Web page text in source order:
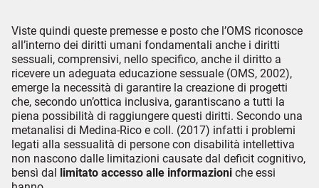
Viste quindi queste premesse e posto che l’OMS riconosce
all’interno dei diritti umani fondamentali anche i diritti
sessuali, comprensivi, nello specifico, anche il diritto a
ricevere un adeguata educazione sessuale (OMS, 2002),
emerge la necessità di garantire la creazione di progetti
che, secondo un’ottica inclusiva, garantiscano a tutti la
piena possibilità di raggiungere questi diritti. Secondo una
metanalisi di Medina-Rico e coll. (2017) infatti i problemi
legati alla sessualità di persone con disabilità intellettiva
non nascono dalle limitazioni causate dal deficit cognitivo,
bensì dal limitato accesso alle informazioni che essi